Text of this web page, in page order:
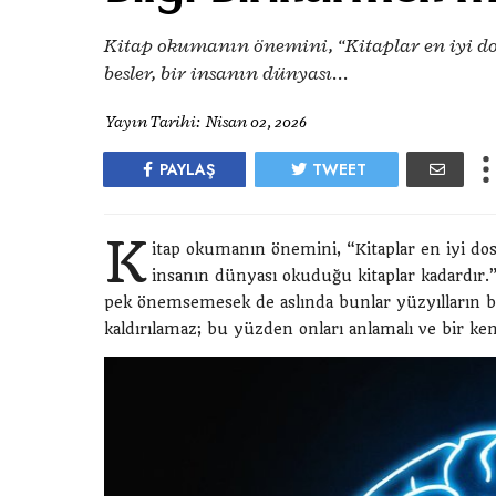
Kitap okumanın önemini, “Kitaplar en iyi
besler, bir insanın dünyası...
Yayın Tarihi: Nisan 02, 2026
PAYLAŞ TWEET
K itap okumanın önemini, “Kitaplar en iyi
insanın dünyası okuduğu kitaplar
pek önemsemesek de aslında bunlar
kaldırılamaz; bu yüzden onları anlamalı ve bir